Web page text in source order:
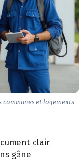
communes et logements
clair,
gêne